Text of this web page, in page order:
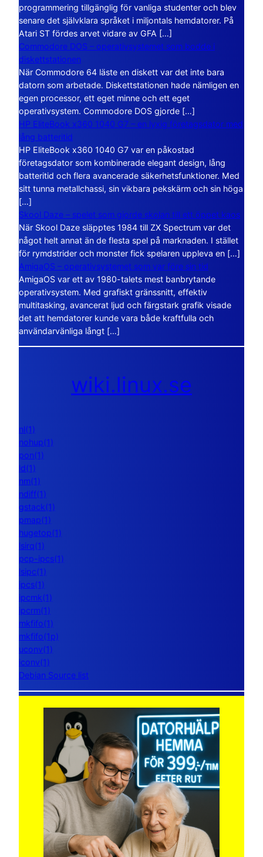
programmering tillgänglig för vanliga studenter och blev
senare det självklara språket i miljontals hemdatorer. På
Atari ST fördes arvet vidare av GFA […]
Commodore DOS – operativsystemet som bodde i
diskettstationen
När Commodore 64 läste en diskett var det inte bara
datorn som arbetade. Diskettstationen hade nämligen en
egen processor, ett eget minne och ett eget
operativsystem. Commodore DOS gjorde […]
HP EliteBook x360 1040 G7 – en lyxig företagsdator med
lång batteritid
HP EliteBook x360 1040 G7 var en påkostad
företagsdator som kombinerade elegant design, lång
batteritid och flera avancerade säkerhetsfunktioner. Med
sitt tunna metallchassi, sin vikbara pekskärm och sin höga
[…]
Skool Daze – spelet som gjorde skolan till ett öppet kaos
När Skool Daze släpptes 1984 till ZX Spectrum var det
något helt annat än de flesta spel på marknaden. I stället
för rymdstrider och monster fick spelaren uppleva en […]
AmigaOS – operativsystemet som var före sin tid
AmigaOS var ett av 1980-talets mest banbrytande
operativsystem. Med grafiskt gränssnitt, effektiv
multitasking, avancerat ljud och färgstark grafik visade
det att hemdatorer kunde vara både kraftfulla och
användarvänliga långt […]
wiki.linux.se
nl(1)
nohup(1)
pon(1)
ld(1)
nm(1)
ndiff(1)
gstack(1)
pmap(1)
hugetop(1)
lsirq(1)
pcp-ipcs(1)
lsipc(1)
ipcs(1)
ipcmk(1)
ipcrm(1)
mkfifo(1)
mkfifo(1p)
uconv(1)
iconv(1)
Debian Source list